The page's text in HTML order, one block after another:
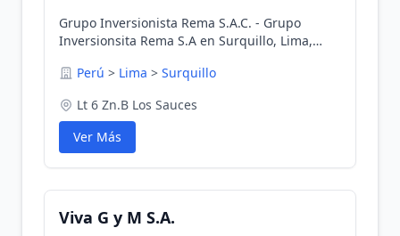
Grupo Inversionista Rema S.A.C. - Grupo
Inversionsita Rema S.A en Surquillo, Lima,
Perú > Lima > Surquillo
Lt 6 Zn.B Los Sauces
Ver Más
Viva G y M S.A.